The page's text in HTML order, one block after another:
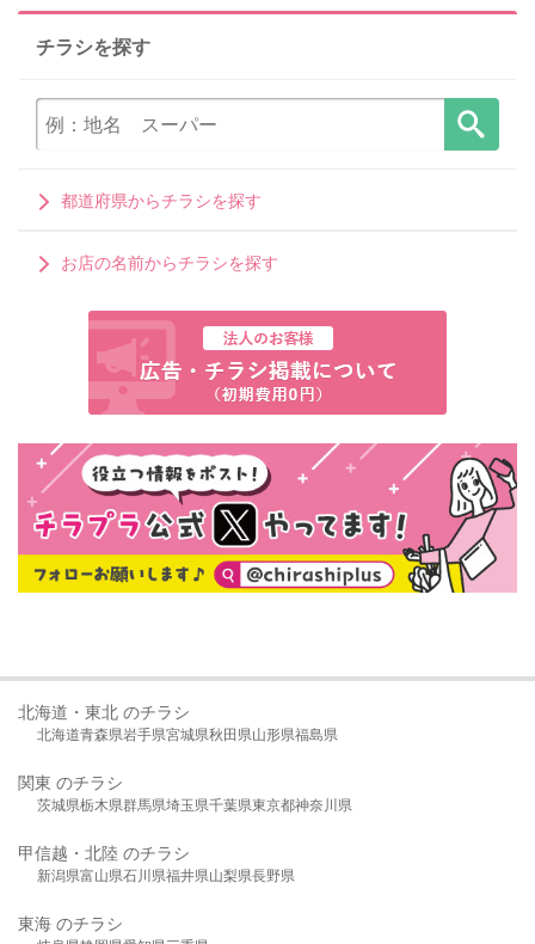
チラシを探す
都道府県からチラシを探す
お店の名前からチラシを探す
北海道・東北 のチラシ
北海道青森県岩手県宮城県秋田県山形県福島県
関東 のチラシ
茨城県栃木県群馬県埼玉県千葉県東京都神奈川県
甲信越・北陸 のチラシ
新潟県富山県石川県福井県山梨県長野県
東海 のチラシ